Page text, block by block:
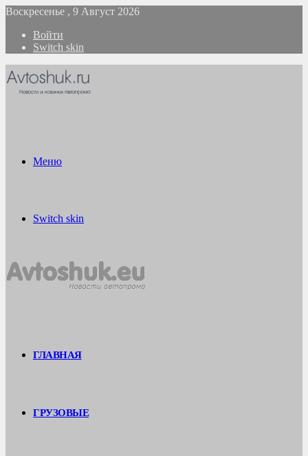
Воскресенье , 9 Август 2026
Войти
Switch skin
Меню
Switch skin
ГЛАВНАЯ
ГРУЗОВЫЕ